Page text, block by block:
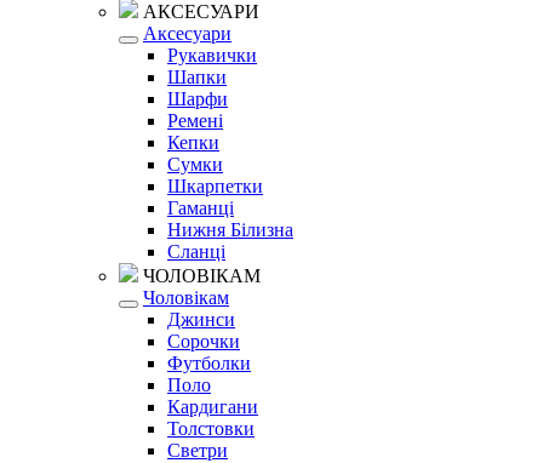
АКСЕСУАРИ
Аксесуари
Рукавички
Шапки
Шарфи
Ремені
Кепки
Сумки
Шкарпетки
Гаманці
Нижня Білизна
Сланці
ЧОЛОВІКАМ
Чоловікам
Джинси
Сорочки
Футболки
Поло
Кардигани
Толстовки
Светри